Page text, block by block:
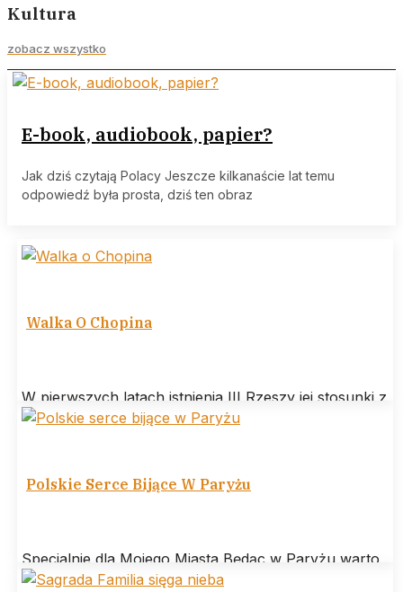
Kultura
zobacz wszystko
E-book, audiobook, papier?
Jak dziś czytają Polacy Jeszcze kilkanaście lat temu
odpowiedź była prosta, dziś ten obraz
Walka O Chopina
W pierwszych latach istnienia III Rzeszy jej stosunki z
Polską są w miarę poprawne, co objawia się głównie
Polskie Serce Bijące W Paryżu
Specjalnie dla Mojego Miasta Będąc w Paryżu warto
odwiedzić Bibliotekę Polską na wyspie świętego